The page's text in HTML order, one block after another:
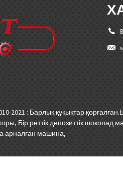
2021 : Барлық құқықтар қорғалған.
, Бір реттік депозиттік шоколад
арналған машина,